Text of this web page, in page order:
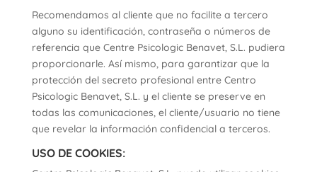
Recomendamos al cliente que no facilite a tercero
alguno su identificación, contraseña o números de
referencia que Centre Psicologic Benavet, S.L. pudiera
proporcionarle. Así mismo, para garantizar que la
protección del secreto profesional entre Centro
Psicologic Benavet, S.L. y el cliente se preserve en
todas las comunicaciones, el cliente/usuario no tiene
que revelar la información confidencial a terceros.
USO DE COOKIES: